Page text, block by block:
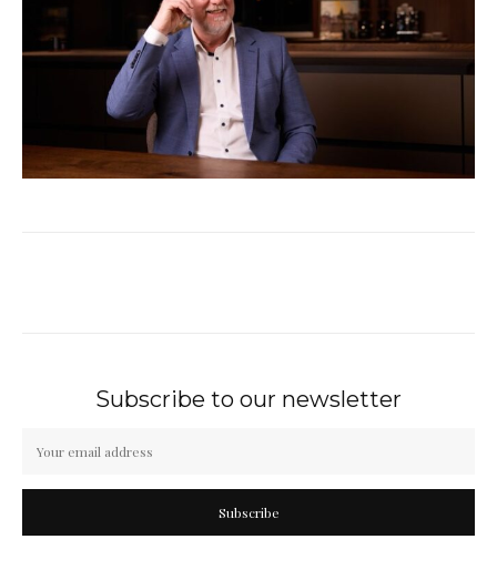
Subscribe to our newsletter
Subscribe